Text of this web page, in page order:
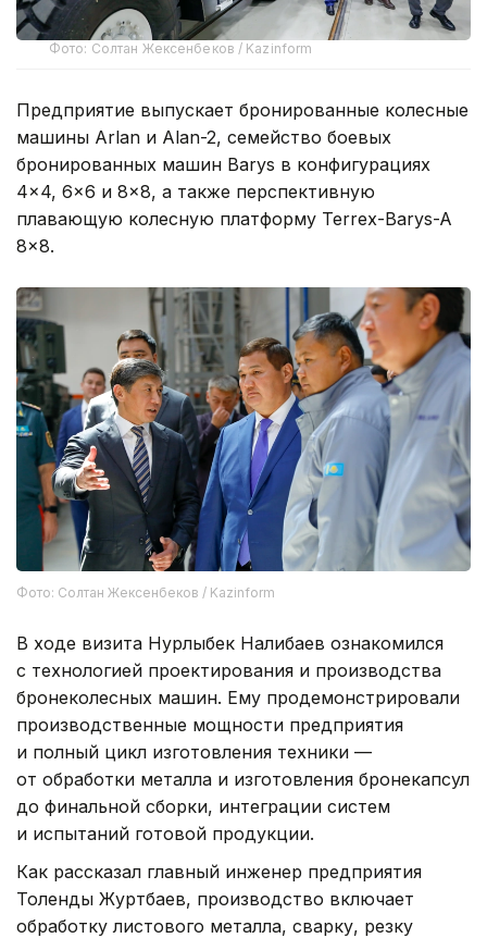
Фото: Солтан Жексенбеков / Kazinform
Предприятие выпускает бронированные колесные
машины Arlan и Alan-2, семейство боевых
бронированных машин Barys в конфигурациях
4×4, 6×6 и 8×8, а также перспективную
плавающую колесную платформу Terrex-Barys-A
8×8.
Фото: Солтан Жексенбеков / Kazinform
В ходе визита Нурлыбек Налибаев ознакомился
с технологией проектирования и производства
бронеколесных машин. Ему продемонстрировали
производственные мощности предприятия
и полный цикл изготовления техники —
от обработки металла и изготовления бронекапсул
до финальной сборки, интеграции систем
и испытаний готовой продукции.
Как рассказал главный инженер предприятия
Толенды Журтбаев, производство включает
обработку листового металла, сварку, резку